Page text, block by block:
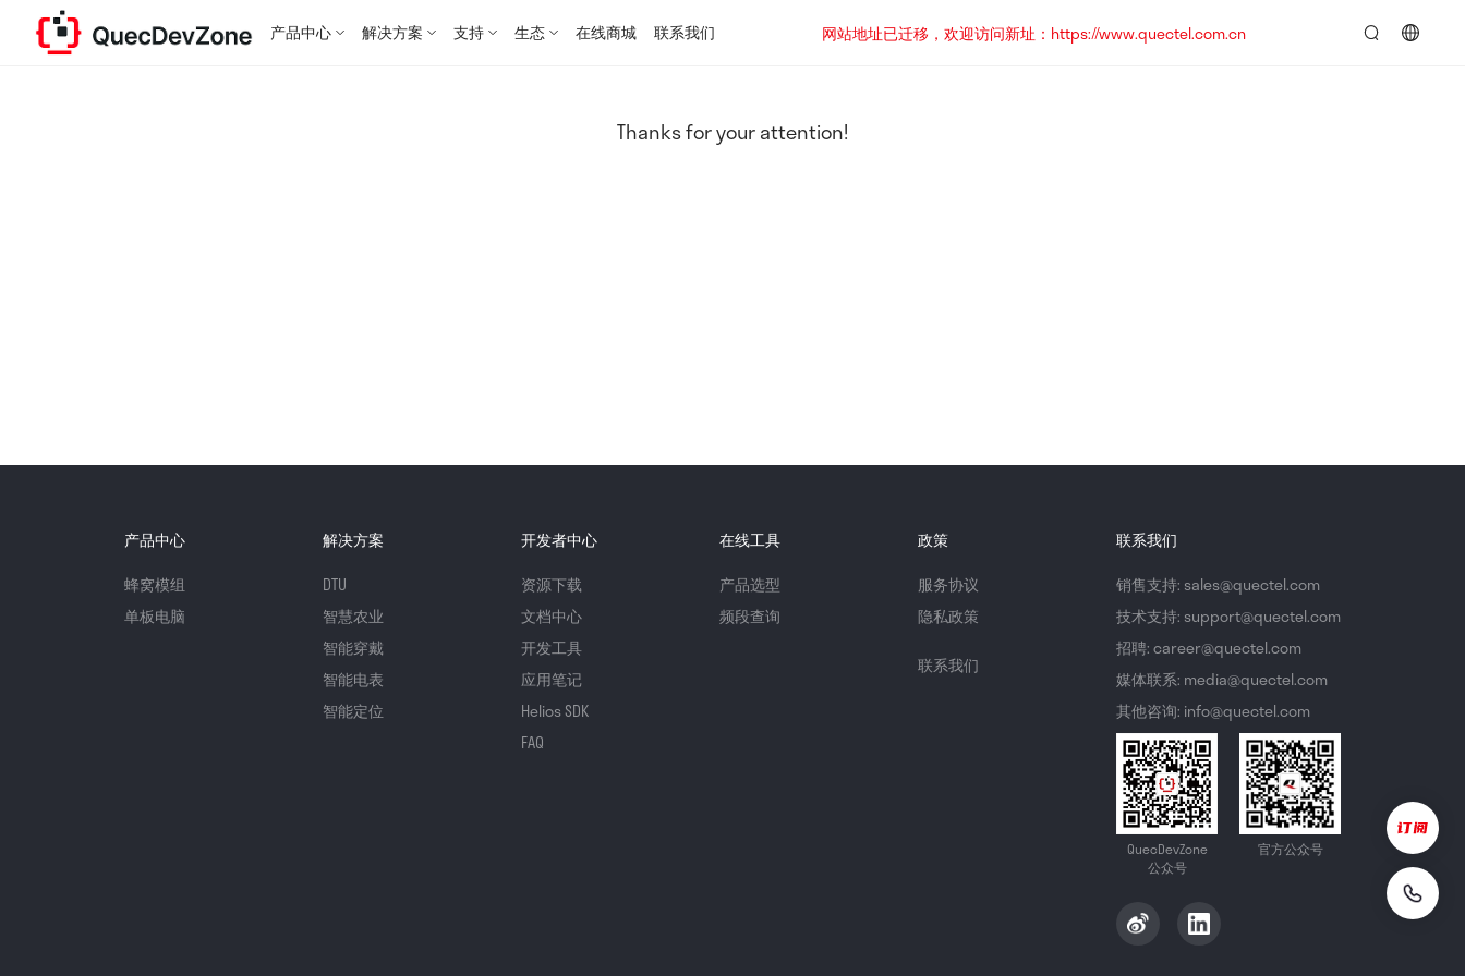
产品中心 解决方案 支持 生态 在线商城 联系我们
网站地址已迁移，欢迎访问新址：https://www.quectel.com.cn
Thanks for your attention!
产品中心
蜂窝模组
单板电脑
解决方案
DTU
智慧农业
智能穿戴
智能电表
智能定位
开发者中心
资源下载
文档中心
开发工具
应用笔记
Helios SDK
FAQ
在线工具
产品选型
频段查询
政策
服务协议
隐私政策
联系我们
联系我们
销售支持: sales@quectel.com
技术支持: support@quectel.com
招聘: career@quectel.com
媒体联系: media@quectel.com
其他咨询: info@quectel.com
QuecDevZone
公众号
官方公众号